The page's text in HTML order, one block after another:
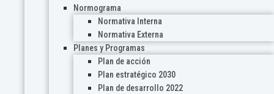
Normograma
Normativa Interna
Normativa Externa
Planes y Programas
Plan de acción
Plan estratégico 2030
Plan de desarrollo 2022